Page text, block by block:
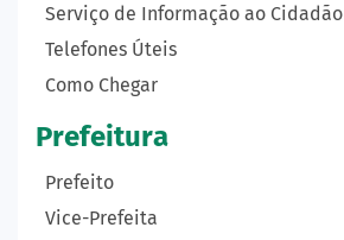
Serviço de Informação ao Cidadão
Telefones Úteis
Como Chegar
Prefeitura
Prefeito
Vice-Prefeita